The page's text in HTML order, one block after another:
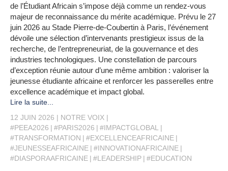
de l’Étudiant Africain s’impose déjà comme un rendez-vous
majeur de reconnaissance du mérite académique. Prévu le 27
juin 2026 au Stade Pierre-de-Coubertin à Paris, l’événement
dévoile une sélection d’intervenants prestigieux issus de la
recherche, de l’entrepreneuriat, de la gouvernance et des
industries technologiques. Une constellation de parcours
d’exception réunie autour d’une même ambition : valoriser la
jeunesse étudiante africaine et renforcer les passerelles entre
excellence académique et impact global.
Lire la suite...
12 JUIN 2026
NOTRE VOIX
#PEEA2026
#PARIS2026
#IMPACTGLOBAL
#TRANSFORMATION
#EXCELLENCEAFRICAINE
#JEUNESSEAFRICAINE
#INNOVATIONAFRICAINE
#DIASPORAAFRICAINE
#LEADERSHIP #EDUCATION